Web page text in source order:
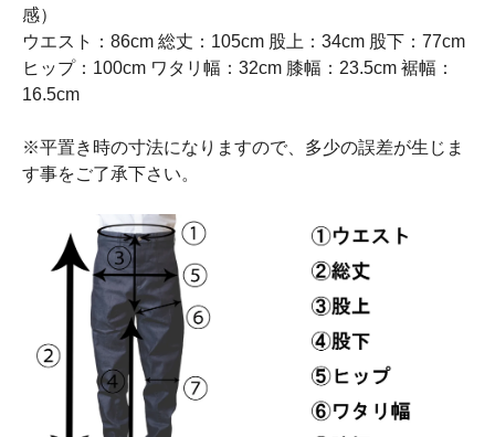
感）
ウエスト：86cm 総丈：105cm 股上：34cm 股下：77cm
ヒップ：100cm ワタリ幅：32cm 膝幅：23.5cm 裾幅：
16.5cm
※平置き時の寸法になりますので、多少の誤差が生じま
す事をご了承下さい。